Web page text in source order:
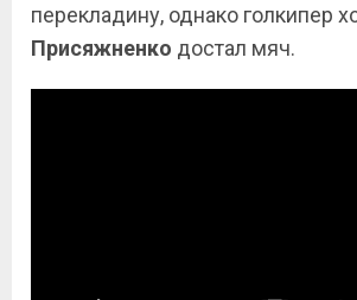
перекладину, однако голкипер
Присяжненко достал мяч.